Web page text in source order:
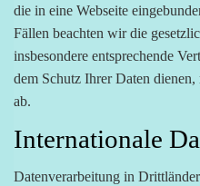
die in eine Webseite
Fällen beachten wir die
insbesondere entsprechende
dem Schutz Ihrer Daten
ab.
Internationale
Datenverarbeitung in